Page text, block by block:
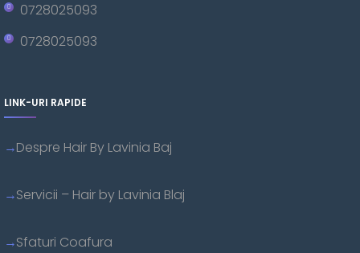
0728025093
0728025093
LINK-URI RAPIDE
Despre Hair By Lavinia Baj
Servicii – Hair by Lavinia Blaj
Sfaturi Coafura